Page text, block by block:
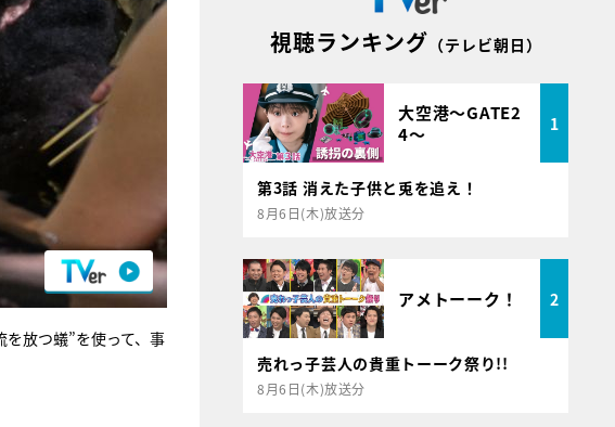
放つ蟻”を使って、事
視聴ランキング （テレビ朝日）
大空港～GATE2
4～
1
第3話 消えた子供と兎を追え！
8月6日(木)放送分
アメトーーク！ 2
売れっ子芸人の貴重トーーク祭り!!
8月6日(木)放送分